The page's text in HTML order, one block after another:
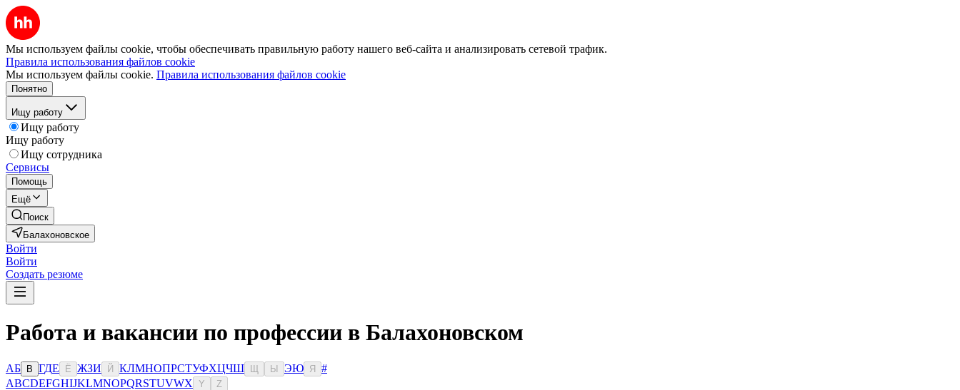
Мы используем файлы cookie, чтобы обеспечивать правильную работу нашего веб-сайта и анализировать сетевой трафик.
Правила использования файлов cookie
Мы используем файлы cookie. Правила использования файлов cookie
Понятно
Ищу работу
Ищу работу
Ищу работу
Ищу сотрудника
Сервисы
Помощь
Ещё
Поиск
Балахоновское
Войти
Войти
Создать резюме
Работа и вакансии по профессии в Балахоновском
АБ В ГДЕ Ё ЖЗИ Й КЛМНОПРСТУФХЦЧШ Ы ЭЮ Я
#
ABCDEFGHIJKLMNOPQRSTUVWX Y Z